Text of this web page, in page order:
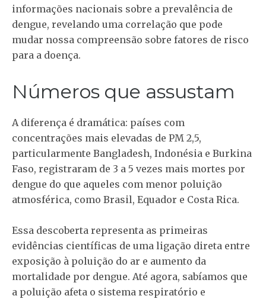
informações nacionais sobre a prevalência de
dengue, revelando uma correlação que pode
mudar nossa compreensão sobre fatores de risco
para a doença.
Números que assustam
A diferença é dramática: países com
concentrações mais elevadas de PM 2,5,
particularmente Bangladesh, Indonésia e Burkina
Faso, registraram de 3 a 5 vezes mais mortes por
dengue do que aqueles com menor poluição
atmosférica, como Brasil, Equador e Costa Rica.
Essa descoberta representa as primeiras
evidências científicas de uma ligação direta entre
exposição à poluição do ar e aumento da
mortalidade por dengue. Até agora, sabíamos que
a poluição afeta o sistema respiratório e